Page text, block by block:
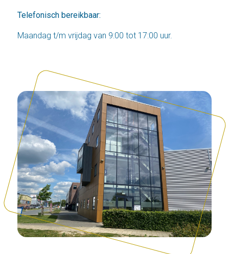
Telefonisch bereikbaar:
Maandag t/m vrijdag van 9:00 tot 17:00 uur.